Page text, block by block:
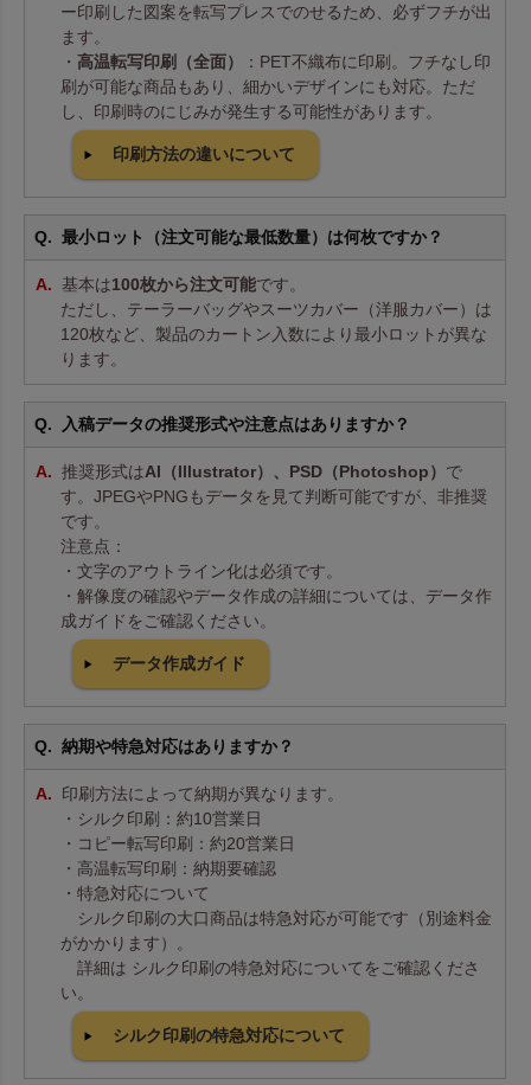
ー印刷した図案を転写プレスでのせるため、必ずフチが出
ます。
・ 高温転写印刷（全面）
：PET不織布に印刷。フチなし印
刷が可能な商品もあり、細かいデザインにも対応。ただ
し、印刷時のにじみが発生する可能性があります。
印刷方法の違いについて
最小ロット（注文可能な最低数量）は何枚ですか？
基本は100枚から注文可能です。
ただし、テーラーバッグやスーツカバー（洋服カバー）は
120枚など、製品のカートン入数により最小ロットが異な
ります。
入稿データの推奨形式や注意点はありますか？
推奨形式はAI（Illustrator）、PSD（Photoshop） で
す。JPEGやPNGもデータを見て判断可能ですが、非推奨
です。
注意点：
・文字のアウトライン化は必須です。
・解像度の確認やデータ作成の詳細については、データ作
成ガイドをご確認ください。
データ作成ガイド
納期や特急対応はありますか？
印刷方法によって納期が異なります。
・シルク印刷：約10営業日
・コピー転写印刷：約20営業日
・高温転写印刷：納期要確認
・特急対応について
シルク印刷の大口商品は特急対応が可能です（別途料金
がかかります）。
詳細は シルク印刷の特急対応についてをご確認くださ
い。
シルク印刷の特急対応について